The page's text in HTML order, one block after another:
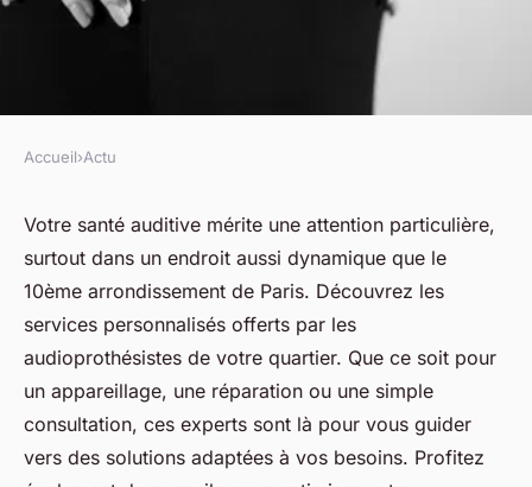
Votre audioprothésiste à paris
10 : services et conseils
adaptés
fabienne•8 avril 2025•5 min de lecture
Accueil›Actu
Votre santé auditive mérite une attention particulière,
surtout dans un endroit aussi dynamique que le
10ème arrondissement de Paris. Découvrez les
services personnalisés offerts par les
audioprothésistes de votre quartier. Que ce soit pour
un appareillage, une réparation ou une simple
consultation, ces experts sont là pour vous guider
vers des solutions adaptées à vos besoins. Profitez